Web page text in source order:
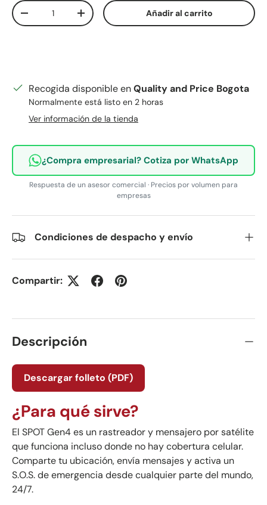
Cant.
Disminuir cantidadAumentar la cantidadAñadir al carrito
Recogida disponible enQuality and Price Bogota
Normalmente está listo en 2 horas
Ver información de la tienda
¿Compra empresarial? Cotiza por WhatsApp
Respuesta de un asesor comercial · Precios por volumen para
empresas
Condiciones de despacho y envío
Compartir:
Descripción
Descargar folleto (PDF)
¿Para qué sirve?
El SPOT Gen4 es un rastreador y mensajero por satélite
que funciona incluso donde no hay cobertura celular.
Comparte tu ubicación, envía mensajes y activa un
S.O.S. de emergencia desde cualquier parte del mundo,
24/7.